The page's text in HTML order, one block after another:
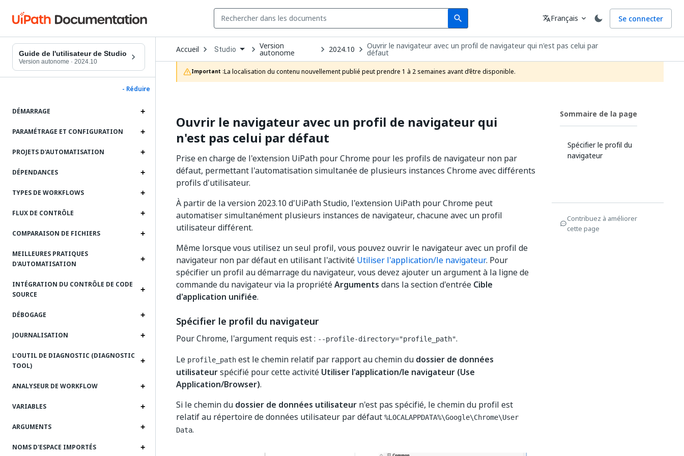
search
Search Langue
translateFrançais expand_more Se connecter
Guide de l'utilisateur de Studio
Version autonome · 2024.10
- Réduire
DÉMARRAGE
PARAMÉTRAGE ET CONFIGURATION
PROJETS D'AUTOMATISATION
DÉPENDANCES
TYPES DE WORKFLOWS
FLUX DE CONTRÔLE
COMPARAISON DE FICHIERS
MEILLEURES PRATIQUES
D'AUTOMATISATION
INTÉGRATION DU CONTRÔLE DE CODE
SOURCE
DÉBOGAGE
JOURNALISATION
L'OUTIL DE DIAGNOSTIC (DIAGNOSTIC
TOOL)
ANALYSEUR DE WORKFLOW
VARIABLES
ARGUMENTS
NOMS D'ESPACE IMPORTÉS
Accueil Open
Dropdown
to
choose
product
Studio Version
autonome 2024.10 Ouvrir le navigateur avec un profil de navigateur qui n'est pas celui par
défaut
Important :La localisation du contenu nouvellement publié peut prendre 1 à 2 semaines avant d’être disponible.
Ouvrir le navigateur avec un profil de navigateur qui
n'est pas celui par défaut
Prise en charge de l'extension UiPath pour Chrome pour les profils de navigateur non par
défaut, permettant l'automatisation simultanée de plusieurs instances Chrome avec différents
profils d'utilisateur.
À partir de la version 2023.10 d'UiPath Studio, l'extension UiPath pour Chrome peut
automatiser simultanément plusieurs instances de navigateur, chacune avec un profil
utilisateur différent.
Même lorsque vous utilisez un seul profil, vous pouvez ouvrir le navigateur avec un profil de
navigateur non par défaut en utilisant l'activité Utiliser l'application/le navigateur. Pour
spécifier un profil au démarrage du navigateur, vous devez ajouter un argument à la ligne de
commande du navigateur via la propriétéArguments dans la section d'entrée Cible
d'application unifiée.
Spécifier le profil du navigateur
Pour Chrome, l'argument requis est : --profile-directory="profile_path".
Le profile_path est le chemin relatif par rapport au chemin du dossier de données
utilisateurspécifié pour cette activité Utiliser l'application/le navigateur (Use
Application/Browser).
Si le chemin du dossier de données utilisateur n'est pas spécifié, le chemin du profil est
relatif au répertoire de données utilisateur par défaut %LOCALAPPDATA%\Google\Chrome\User
Data.
Sommaire de la page
Spécifier le profil du
navigateur
Contribuez à améliorer
cette page